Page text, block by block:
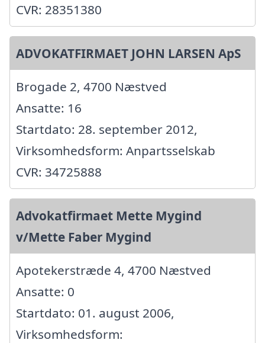
CVR: 28351380
ADVOKATFIRMAET JOHN LARSEN ApS
Brogade 2, 4700 Næstved
Ansatte: 16
Startdato: 28. september 2012,
Virksomhedsform: Anpartsselskab
CVR: 34725888
Advokatfirmaet Mette Mygind
v/Mette Faber Mygind
Apotekerstræde 4, 4700 Næstved
Ansatte: 0
Startdato: 01. august 2006,
Virksomhedsform: